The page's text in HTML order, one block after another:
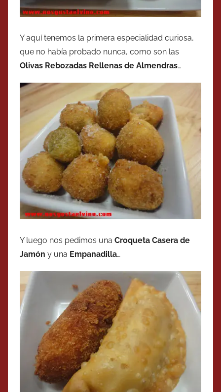
Y aquí tenemos la primera especialidad curiosa,
que no había probado nunca, como son las
Olivas Rebozadas Rellenas de Almendras…
Y luego nos pedimos una Croqueta Casera de
Jamón y una Empanadilla…